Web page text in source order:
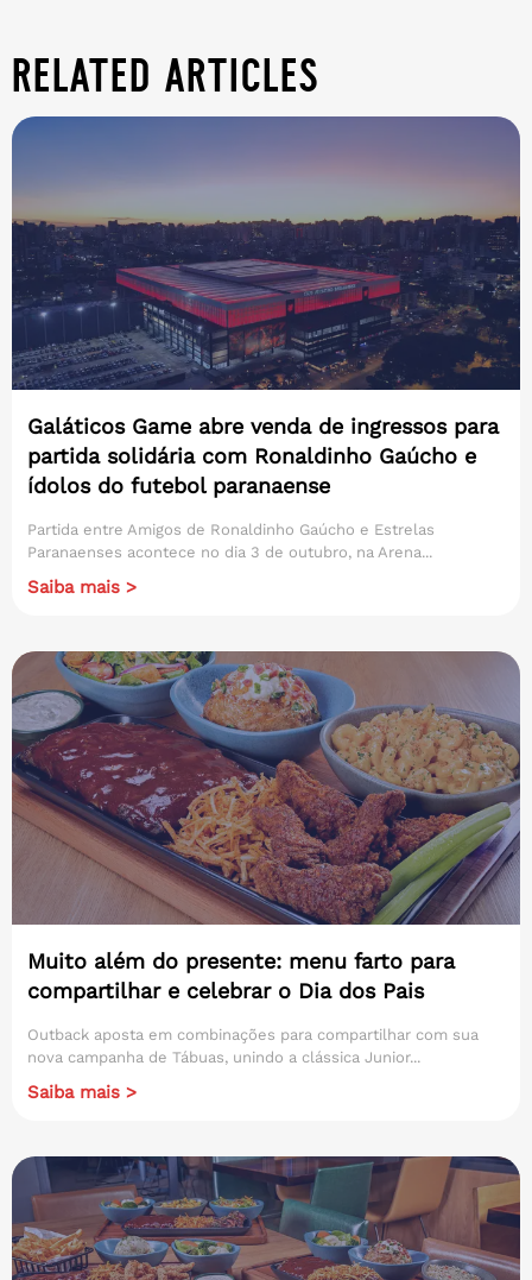
related articles
Galáticos Game abre venda de ingressos para
partida solidária com Ronaldinho Gaúcho e
ídolos do futebol paranaense
Partida entre Amigos de Ronaldinho Gaúcho e Estrelas
Paranaenses acontece no dia 3 de outubro, na Arena...
Saiba mais >
Muito além do presente: menu farto para
compartilhar e celebrar o Dia dos Pais
Outback aposta em combinações para compartilhar com sua
nova campanha de Tábuas, unindo a clássica Junior...
Saiba mais >